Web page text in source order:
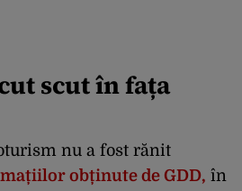
scut în fața
nu a fost rănit
obținute de GDD, în